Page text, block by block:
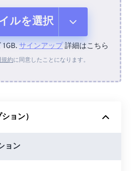
ルを選択
イスから
ドライブから
サインアップ詳細はこちら
約に同意したことになります。
ョン）
ョン